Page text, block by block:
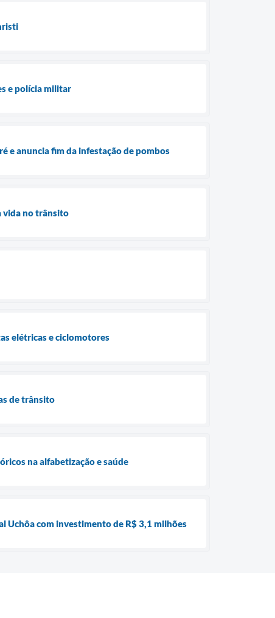
e polícia militar
e anuncia fim da infestação de pombos
vida no trânsito
elétricas e ciclomotores
de trânsito
na alfabetização e saúde
Uchôa com investimento de R$ 3,1 milhões